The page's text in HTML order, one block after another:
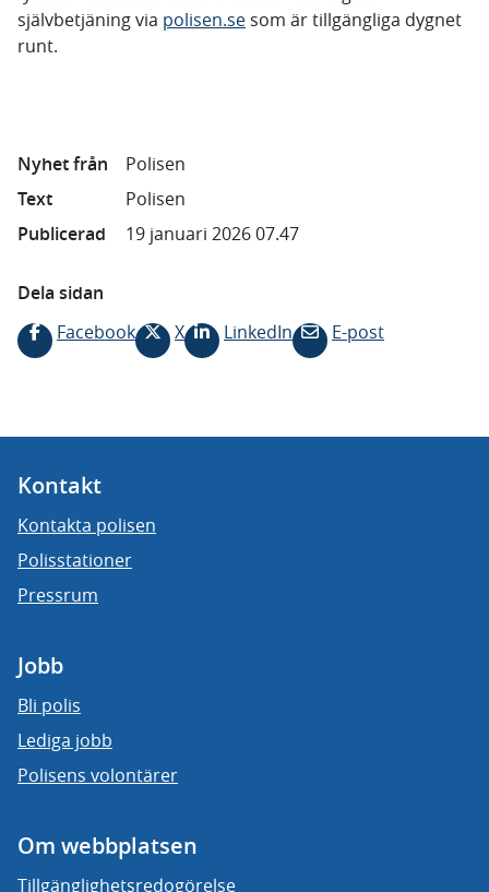
självbetjäning via polisen.se som är tillgängliga dygnet
runt.
Nyhet från
Polisen
Text
Polisen
Publicerad
19 januari 2026 07.47
Dela sidan
Facebook
X LinkedIn E-post
Kontakt
Kontakta polisen
Polisstationer
Pressrum
Jobb
Bli polis
Lediga jobb
Polisens volontärer
Om webbplatsen
Tillgänglighetsredogörelse